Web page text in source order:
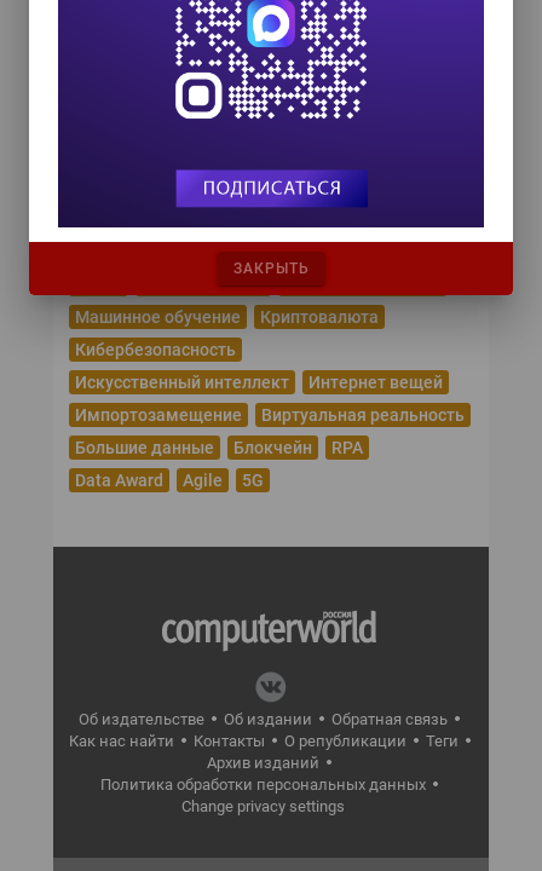
24 сентября 2026
HR TECH + ИИ ТРАНСФОРМАЦИЯ 2026
8 октября 2026
Популярные теги
Цифровая трансформация
Удаленная работа
Робототехника
Облачные сервисы
Машинное обучение
Криптовалюта
Кибербезопасность
Искусственный интеллект
Интернет вещей
Импортозамещение
Виртуальная реальность
Большие данные
Блокчейн
RPA
Data Award
Agile 5G
Об издательстве Об издании
Обратная связь
Как нас найти
Контакты О републикации
Теги
Архив изданий
Политика обработки персональных данных
Change privacy settings
ЗАКРЫТЬ